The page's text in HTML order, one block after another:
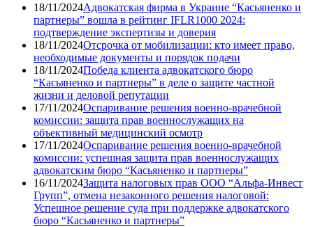
18/11/2024Адвокатская фирма в Украине “Касьяненко и
партнеры” вошла в рейтинг IFLR1000 2024:
подтверждение экспертизы и доверия
18/11/2024Отсрочка от мобилизации: кто имеет право,
необходимые документы и порядок подачи
18/11/2024Победа клиента адвокатского бюро
“Касьяненко и партнеры” в деле о защите частной
жизни и деловой репутации
17/11/2024Оспаривание решения военно-врачебной
комиссии: защита прав военнослужащих на
объективный медицинский осмотр
17/11/2024Оспаривание решения военно-врачебной
комиссии: успешная защита прав военнослужащих
адвокатским бюро “Касьяненко и партнеры”
16/11/2024Защита налоговых прав ООО “Альфа-Инвест
Групп”, отмена незаконного решения налоговой:
Успешное решение суда при поддержке адвокатского
бюро “Касьяненко и партнеры”